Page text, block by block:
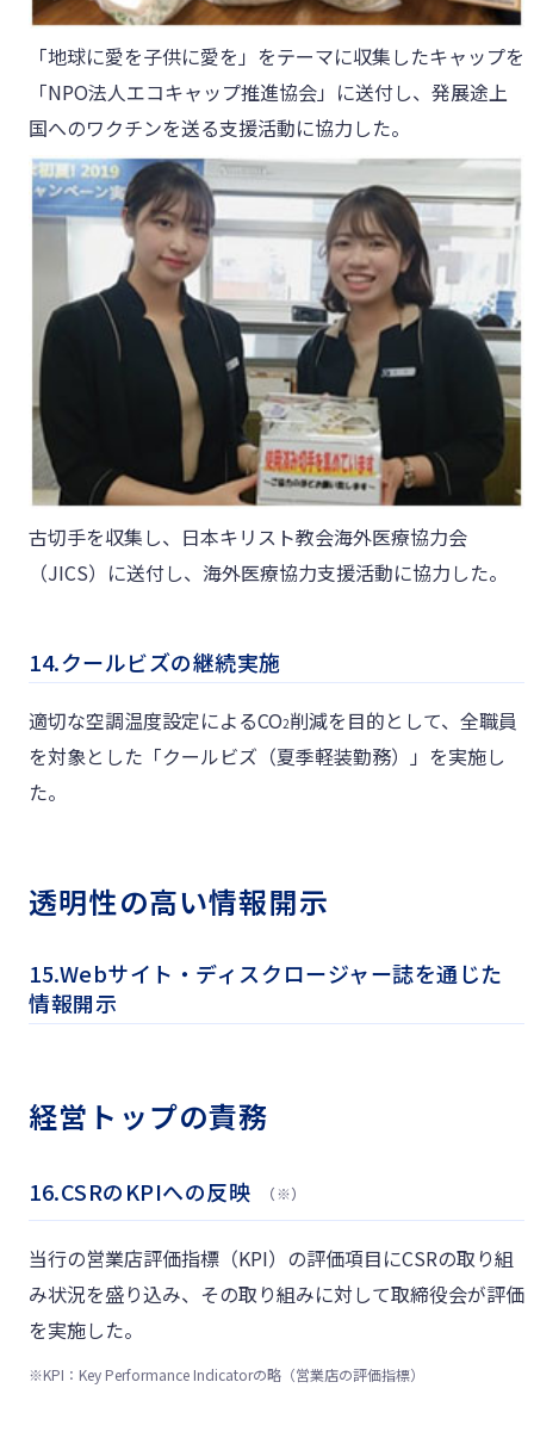
「地球に愛を子供に愛を」をテーマに収集したキャップを
「NPO法人エコキャップ推進協会」に送付し、発展途上
国へのワクチンを送る支援活動に協力した。
古切手を収集し、日本キリスト教会海外医療協力会
（JICS）に送付し、海外医療協力支援活動に協力した。
14.クールビズの継続実施
適切な空調温度設定によるCO2削減を目的として、全職員
を対象とした「クールビズ（夏季軽装勤務）」を実施し
た。
透明性の高い情報開示
15.Webサイト・ディスクロージャー誌を通じた
情報開示
経営トップの責務
16.CSRのKPIへの反映 （※）
当行の営業店評価指標（KPI）の評価項目にCSRの取り組
み状況を盛り込み、その取り組みに対して取締役会が評価
を実施した。
※KPI：Key Performance Indicatorの略（営業店の評価指標）